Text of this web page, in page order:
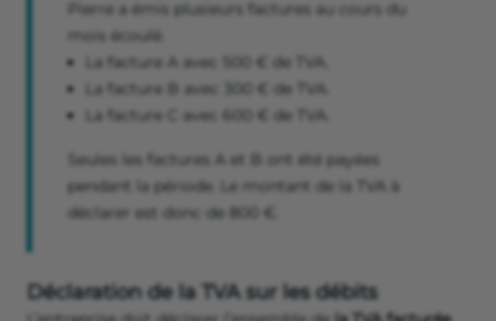
Pierre a émis plusieurs factures au
cours du
mois écoulé.
La facture A avec 500 € de TVA.
La facture B avec 300 € de TVA.
La facture C avec 600 € de TVA.
Seules les factures A et B ont été payées
pendant la période. Le montant de la TVA à
déclarer est donc de 800 €.
Déclaration de la TVA sur les débits